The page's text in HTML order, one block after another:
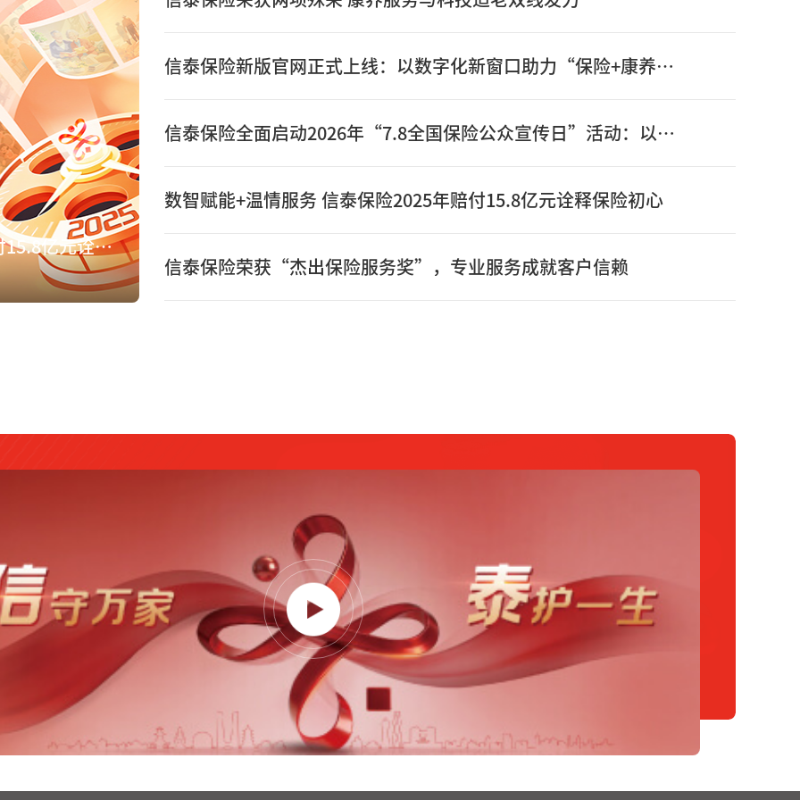
数智赋能+温情服务 信泰保险2025年赔付15.8亿元诠释保险初心
信泰保险新版官网正式上线：以数字化新窗口助力“保险+康养”高质量发展
信泰保险全面启动2026年“7.8全国保险公众宣传日”活动：以奋进姿态书写“十五五”开局之年保险答卷
数智赋能+温情服务 信泰保险2025年赔付15.8亿元诠释保险初心
信泰保险荣获“杰出保险服务奖”，专业服务成就客户信赖